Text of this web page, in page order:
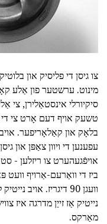
צו גיסן די פליסיק און
מינוט. ערשטער פון אַלע
סיקיורלי אינסטאַלירן,
טשעק אויף דעם אָרט צי
בלאָק און קאַלאָריפער.
עפענען די ויוון צאַפּן און
אויפֿגעהערט צו ריזלען -
ביז די וואַרעם-אַרויף
וועגן 90 דיגריז. אויב
נייטיק אַז זייַן מדרגה איז
מאַרקס.